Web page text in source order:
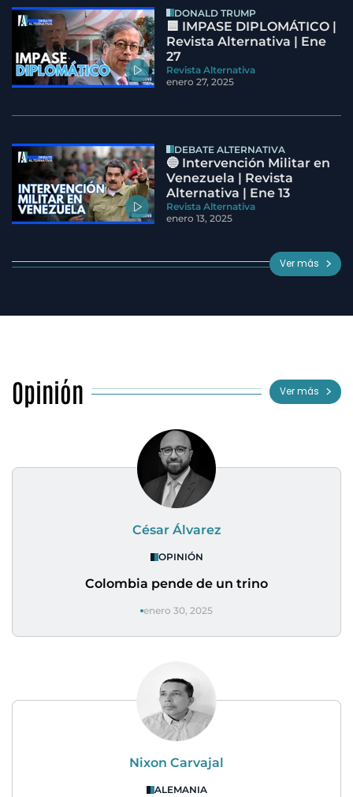
DONALD TRUMP
🟦 IMPASE DIPLOMÁTICO |
Revista Alternativa | Ene
27
Revista Alternativa
enero 27, 2025
DEBATE ALTERNATIVA
🔵 Intervención Militar en
Venezuela | Revista
Alternativa | Ene 13
Revista Alternativa
enero 13, 2025
Ver más
Opinión Ver más
César Álvarez
OPINIÓN
Colombia pende de un trino
enero 30, 2025
Nixon Carvajal
ALEMANIA